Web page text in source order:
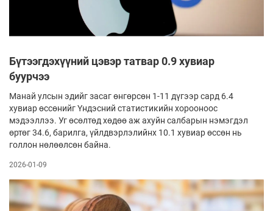
Бүтээгдэхүүний цэвэр татвар 0.9 хувиар
буурчээ
Манай улсын эдийг засаг өнгөрсөн 1-11 дүгээр сард 6.4
хувиар өссөнийг Үндэсний статистикийн хорооноос
мэдээллээ. Уг өсөлтөд хөдөө аж ахуйн салбарын нэмэгдэл
өртөг 34.6, барилга, үйлдвэрлэлийнх 10.1 хувиар өссөн нь
голлон нөлөөлсөн байна.
2026-01-09